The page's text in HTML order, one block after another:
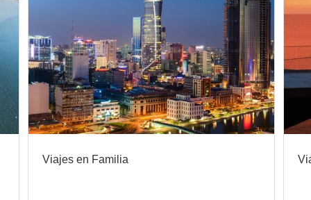
Viajes en Familia